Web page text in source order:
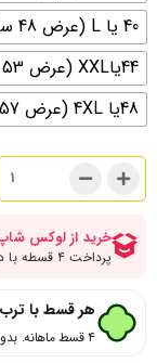
40 یا L (عرض 48 سانت)
44یاXXL (عرض 53 سانت)
48یا 4XL (عرض 57 سانت)
هر قسط با
۴ قسط ماهانه. بدون سود، چک و ضامن.